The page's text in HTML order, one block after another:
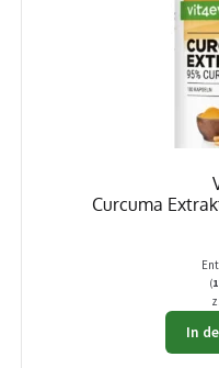
Curcuma
(
In